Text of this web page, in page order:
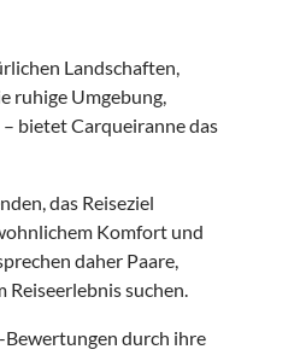
Landschaften,
ruhige Umgebung,
bietet Carqueiranne das
das Reiseziel
Komfort und
daher Paare,
suchen.
durch ihre